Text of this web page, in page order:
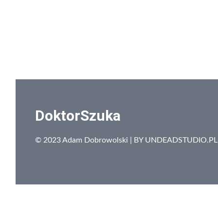
DoktorSzuka
© 2023 Adam Dobrowolski | BY UNDEADSTUDIO.PL